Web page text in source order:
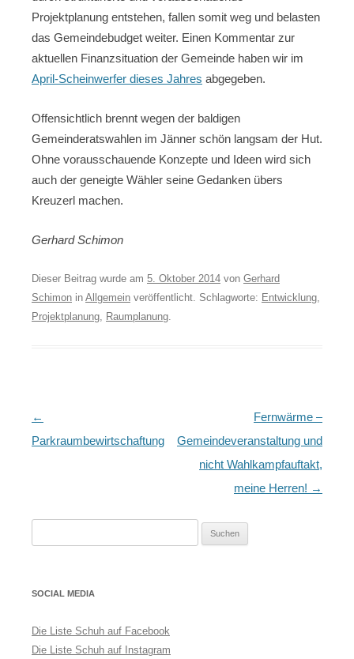
Projektplanung entstehen, fallen somit weg und belasten
das Gemeindebudget weiter. Einen Kommentar zur
aktuellen Finanzsituation der Gemeinde haben wir im
April-Scheinwerfer dieses Jahres abgegeben.
Offensichtlich brennt wegen der baldigen
Gemeinderatswahlen im Jänner schön langsam der Hut.
Ohne vorausschauende Konzepte und Ideen wird sich
auch der geneigte Wähler seine Gedanken übers
Kreuzerl machen.
Gerhard Schimon
Dieser Beitrag wurde am 5. Oktober 2014 von Gerhard
Schimon in Allgemein veröffentlicht. Schlagworte: Entwicklung
Projektplanung
Raumplanung
Artikel-
Navigation
←
Parkraumbewirtschaftung
Fernwärme –
Gemeindeveranstaltung und
nicht Wahlkampfauftakt,
meine Herren! →
nach:
SOCIAL MEDIA
Die Liste Schuh auf Facebook
Die Liste Schuh auf Instagram